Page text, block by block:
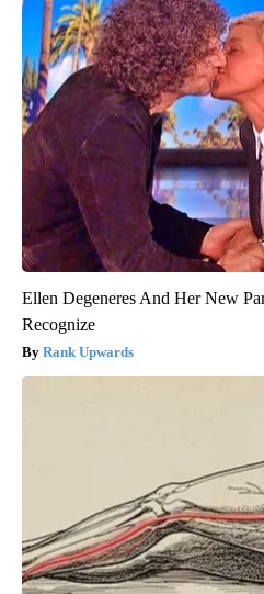
Ellen Degeneres And Her New
Recognize
Rank Upwards